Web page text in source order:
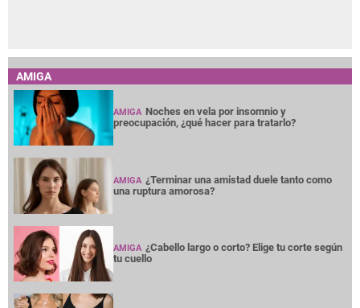
AMIGA
AMIGA Noches en vela por insomnio y
preocupación, ¿qué hacer para tratarlo?
AMIGA ¿Terminar una amistad duele tanto como
una ruptura amorosa?
AMIGA ¿Cabello largo o corto? Elige tu corte según
tu cuello